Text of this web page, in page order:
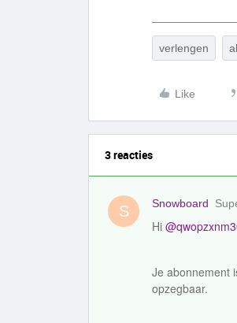
verlengen
Like
3 reacties
S Snowboard
Hi
Je abonnement
opzegbaar.